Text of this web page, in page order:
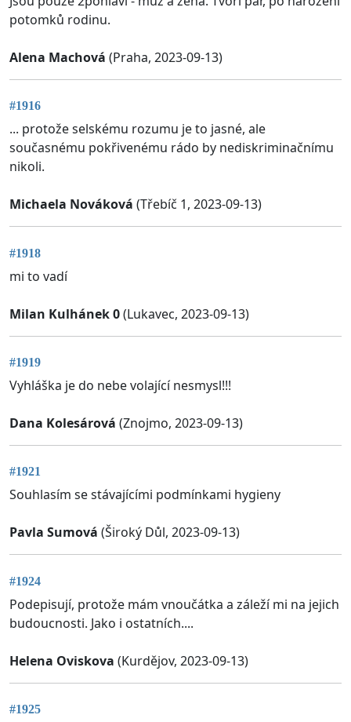
potomků rodinu.
Alena Machová (Praha, 2023-09-13)
#1916
... protože selskému rozumu je to jasné, ale
současnému pokřivenému rádo by nediskriminačnímu
nikoli.
Michaela Nováková (Třebíč 1, 2023-09-13)
#1918
mi to vadí
Milan Kulhánek 0(Lukavec, 2023-09-13)
#1919
Vyhláška je do nebe volající nesmysl!!!
Dana Kolesárová (Znojmo, 2023-09-13)
#1921
Souhlasím se stávajícími podmínkami hygieny
Pavla Sumová (Široký Důl, 2023-09-13)
#1924
Podepisují, protože mám vnoučátka a záleží mi na jejich
budoucnosti. Jako i ostatních....
Helena Oviskova (Kurdějov, 2023-09-13)
#1925